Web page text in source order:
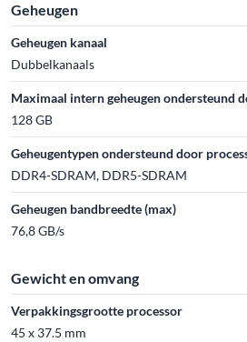
Geheugen
Geheugen kanaal
Dubbelkanaals
Maximaal intern geheugen ondersteund
128 GB
Geheugentypen ondersteund door
DDR4-SDRAM, DDR5-SDRAM
Geheugen bandbreedte (max)
76,8 GB/s
Gewicht en omvang
Verpakkingsgrootte processor
45 x 37.5 mm